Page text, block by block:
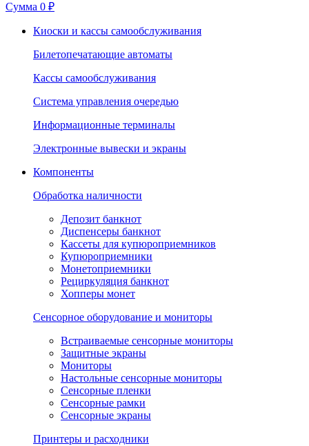
Сумма 0 ₽
Киоски и кассы самообслуживания
Билетопечатающие автоматы
Кассы самообслуживания
Система управления очередью
Информационные терминалы
Электронные вывески и экраны
Компоненты
Обработка наличности
Депозит банкнот
Диспенсеры банкнот
Кассеты для купюроприемников
Купюроприемники
Монетоприемники
Рециркуляция банкнот
Хопперы монет
Сенсорное оборудование и мониторы
Встраиваемые сенсорные мониторы
Защитные экраны
Мониторы
Настольные сенсорные мониторы
Сенсорные пленки
Сенсорные рамки
Сенсорные экраны
Принтеры и расходники